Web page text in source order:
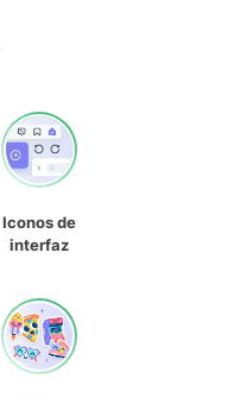
Iconos de
interfaz